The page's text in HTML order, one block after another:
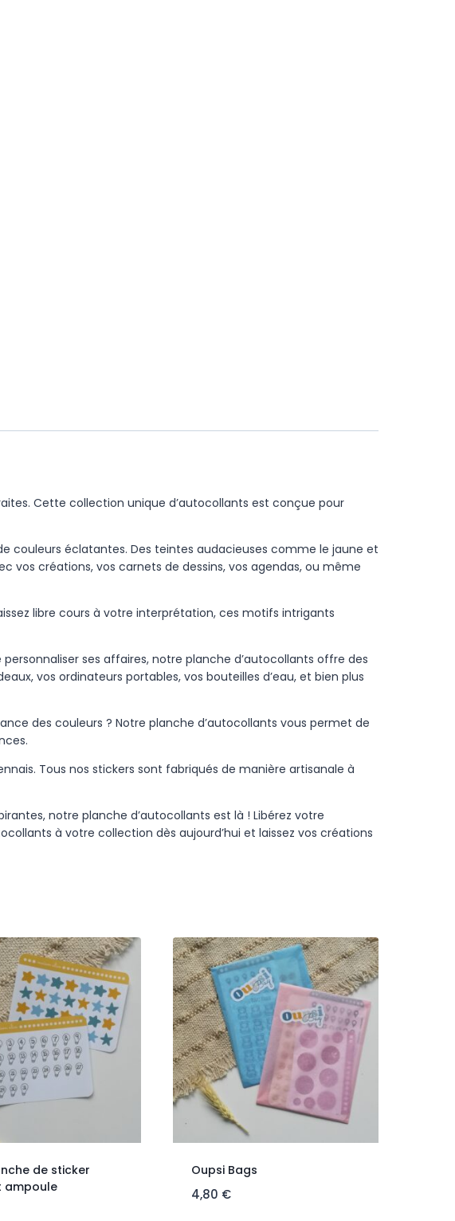
Cette collection unique d’autocollants est conçue pour
couleurs éclatantes. Des teintes audacieuses comme le jaune et
vos créations, vos carnets de dessins, vos agendas, ou même
libre cours à votre interprétation, ces motifs intrigants
ses affaires, notre planche d’autocollants offre des
vos ordinateurs portables, vos bouteilles d’eau, et bien plus
des couleurs ? Notre planche d’autocollants vous permet de
Tous nos stickers sont fabriqués de manière artisanale à
notre planche d’autocollants est là ! Libérez votre
à votre collection dès aujourd’hui et laissez vos créations
de sticker
ampoule
Oupsi Bags
4,80 €